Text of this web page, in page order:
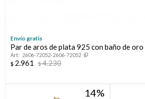
Envío gratis
Par de aros de plata 925 con baño de
2606-72052-2606-72052
$ 2.961 $4.230
14